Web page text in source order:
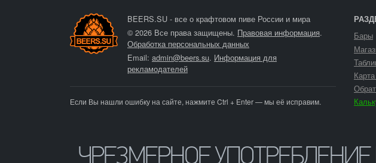
BEERS.SU - все о крафтовом пиве России и мира
© 2026 Все права защищены. Правовая информация.
Обработка персональных данных
Email: admin@beers.su. Информация для
рекламодателей
Если Вы нашли ошибку на сайте, нажмите Ctrl + Enter — мы её исправим.
Бары